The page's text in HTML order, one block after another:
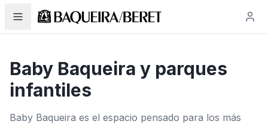
Baby Baqueira y parques
infantiles
Baby Baqueira es el espacio pensado para los más